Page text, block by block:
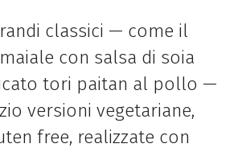
classici — come il
con salsa di soia
tori paitan al pollo —
versioni vegetariane,
free, realizzate con